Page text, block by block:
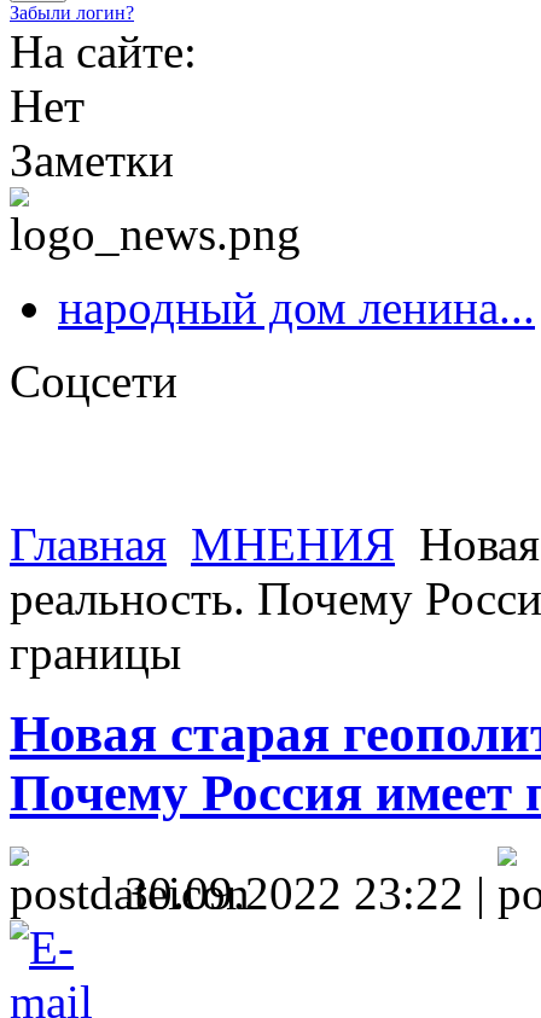
Забыли логин?
На сайте:
Нет
Заметки
народный дом ленина...
Соцсети
Главная МНЕНИЯ
реальность. Почему
границы
Новая старая
Почему Россия имеет
30.09.2022 23:22 |